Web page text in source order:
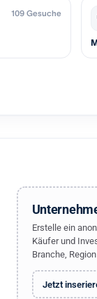
109 Gesuche
Erstelle ein
Käufer und
Branche,
Jetzt